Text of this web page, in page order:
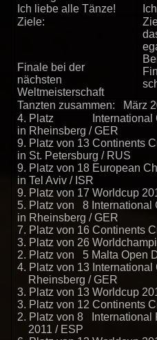
Ich liebe alle Tänze!
Ziele:
Finale bei der
nächsten
Weltmeisterschaft
Tanzten zusammen: März
4. Platz International
in Rheinsberg / GER
9. Platz von 13 Continents
in St. Petersburg / RUS
9. Platz von 18 European
in Tel Aviv / ISR
9. Platz von 17 Worldcup
5. Platz von 8 International
in Rheinsberg / GER
7. Platz von 16 Continents
3. Platz von 26
2. Platz von 5 Malta Open
4. Platz von 13
Rheinsberg / GER
3. Platz von 13 Worldcup
3. Platz von 12 Continents
2. Platz von 8 International
2011 / ESP